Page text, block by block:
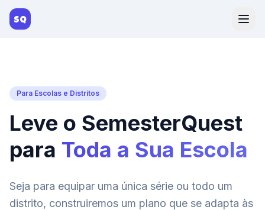
SQ
Para Escolas e Distritos
Leve o SemesterQuest
para Toda a Sua Escola
Seja para equipar uma única série ou todo um
distrito, construiremos um plano que se adapta às